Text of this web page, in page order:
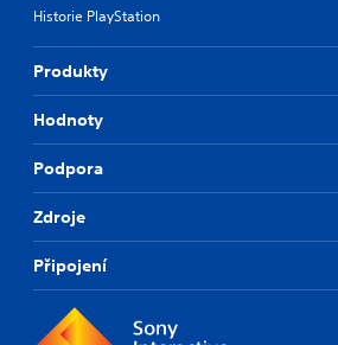
Historie PlayStation
Produkty
Hodnoty
Podpora
Zdroje
Připojení